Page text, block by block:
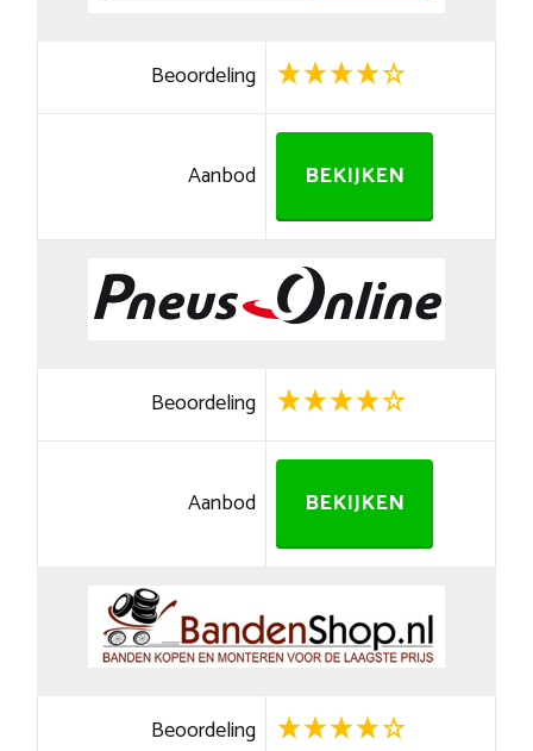
Beoordeling
Aanbod BEKIJKEN
Beoordeling
Aanbod BEKIJKEN
Beoordeling